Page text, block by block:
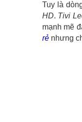
Tuy là
HD. Tivi
mạnh mẽ
rẻ nhưng